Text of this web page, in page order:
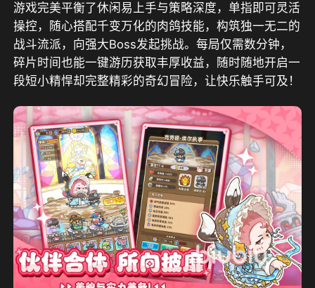
游戏完美平衡了休闲易上手与策略深度，单指即可灵活
操控，随心搭配千变万化的肉鸽技能，构筑独一无二的
战斗流派，向强大Boss发起挑战。每局仅需数分钟，
碎片时间也能一键游历获取丰厚收益，随时随地开启一
段短小精悍却完整精彩的奇幻冒险，让快乐触手可及！